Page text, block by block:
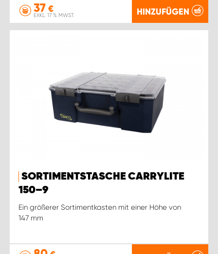
37 €
EXKL. 17 % MWST. HINZUFÜGEN
SORTIMENTSTASCHE CARRYLITE
150–9
Ein größerer Sortimentkasten mit einer Höhe von
147 mm